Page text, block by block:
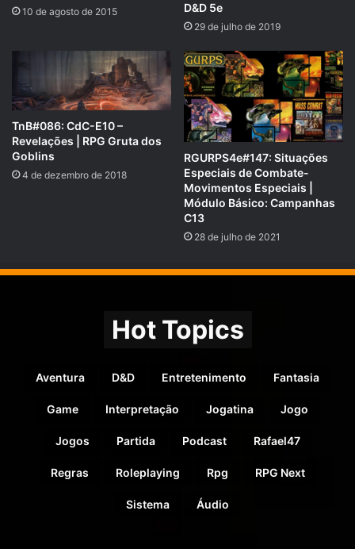
Data: 17 e 18 de setembro. Local: UNICURITIBA.
Para maiores informações acesse:
facebook.com/WorldRPG
Toril:
4º dia de aventura (noite).
10 de agosto de 2015
D&D 5e
29 de julho de 2019
TnB#086: CdC-E10 –
Revelações | RPG Gruta dos
Goblins
4 de dezembro de 2018
RGURPS4e#147: Situações
Especiais de Combate-
Movimentos Especiais |
Módulo Básico: Campanhas
C13
28 de julho de 2021
Hot Topics
Aventura D&D Entretenimento Fantasia
Game Interpretação Jogatina Jogo
Jogos Partida Podcast Rafael47
Regras Roleplaying Rpg RPG Next
Sistema Áudio